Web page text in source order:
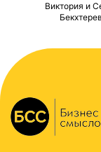
Виктория и